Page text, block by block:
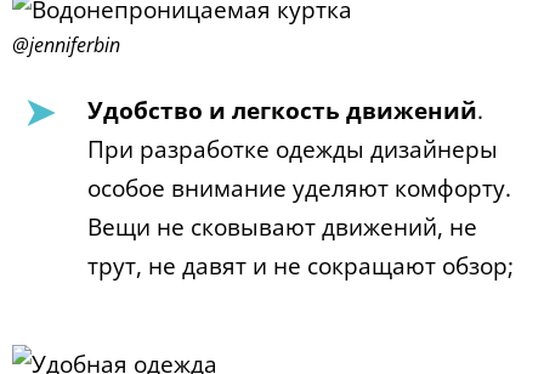
@jenniferbin
Удобство и легкость движений.
При разработке одежды дизайнеры
особое внимание уделяют комфорту.
Вещи не сковывают движений, не
трут, не давят и не сокращают обзор;